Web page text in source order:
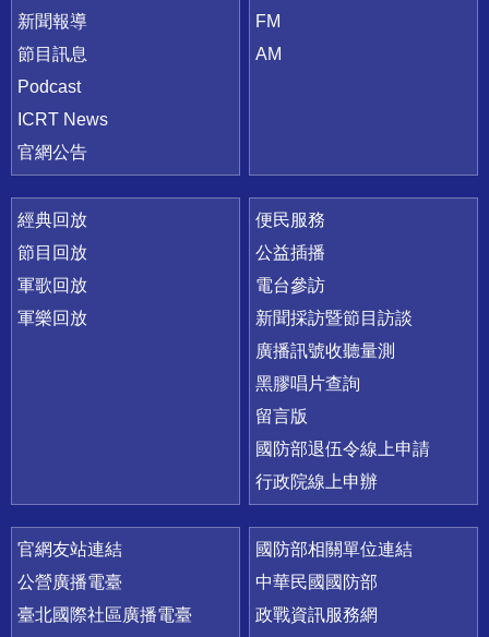
新聞報導
節目訊息
Podcast
ICRT News
官網公告
FM
AM
經典回放
節目回放
軍歌回放
軍樂回放
便民服務
公益插播
電台參訪
新聞採訪暨節目訪談
廣播訊號收聽量測
黑膠唱片查詢
留言版
國防部退伍令線上申請
行政院線上申辦
官網友站連結
公營廣播電臺
臺北國際社區廣播電臺
國防部相關單位連結
中華民國國防部
政戰資訊服務網